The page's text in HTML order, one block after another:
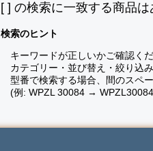
[ ] の検索に一致する商品は
検索のヒント
キーワードが正しいかご確認くだ
カテゴリー・並び替え・絞り込
型番で検索する場合、間のスペ
(例: WPZL 30084 →